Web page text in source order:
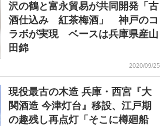
沢の鶴と富永貿易が共同開発「古
酒仕込み 紅茶梅酒」 神戸のコ
ラボが実現 ベースは兵庫県産山
田錦
2020/09/25
現役最古の木造 兵庫・西宮『大
関酒造 今津灯台』移設、江戸期
の趣残し再点灯「そこに樽廻船